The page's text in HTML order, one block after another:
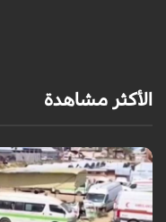
الأكثر مشاهدة